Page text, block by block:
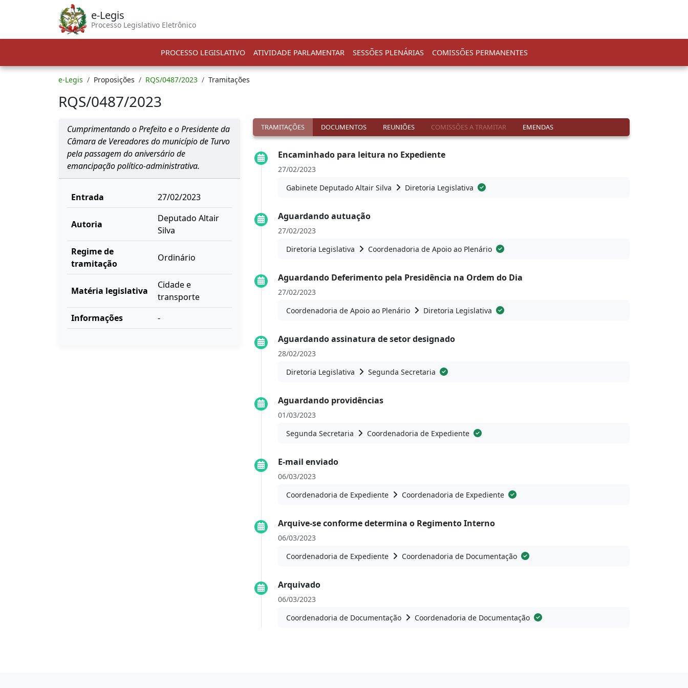
e-Legis
Processo Legislativo Eletrônico
PROCESSO LEGISLATIVO ATIVIDADE PARLAMENTAR SESSÕES PLENÁRIAS COMISSÕES PERMANENTES
e-Legis Proposições RQS/0487/2023 Tramitações
RQS/0487/2023
Cumprimentando o Prefeito e o Presidente da
Câmara de Vereadores do município de Turvo
pela passagem do aniversário de
emancipação político-administrativa.
Entrada 27/02/2023
Autoria
Deputado Altair
Silva
Regime de
tramitação
Ordinário
Matéria legislativa
Cidade e
transporte
Informações
-
TRAMITAÇÕES DOCUMENTOS REUNIÕES COMISSÕES A TRAMITAR EMENDAS
Encaminhado para leitura no Expediente
27/02/2023
Gabinete Deputado Altair Silva
Diretoria Legislativa
Aguardando autuação
27/02/2023
Diretoria Legislativa
Coordenadoria de Apoio ao Plenário
Aguardando Deferimento pela Presidência na Ordem do Dia
27/02/2023
Coordenadoria de Apoio ao Plenário
Diretoria Legislativa
Aguardando assinatura de setor designado
28/02/2023
Diretoria Legislativa
Segunda Secretaria
Aguardando providências
01/03/2023
Segunda Secretaria
Coordenadoria de Expediente
E-mail enviado
06/03/2023
Coordenadoria de Expediente
Coordenadoria de Expediente
Arquive-se conforme determina o Regimento Interno
06/03/2023
Coordenadoria de Expediente
Coordenadoria de Documentação
Arquivado
06/03/2023
Coordenadoria de Documentação
Coordenadoria de Documentação